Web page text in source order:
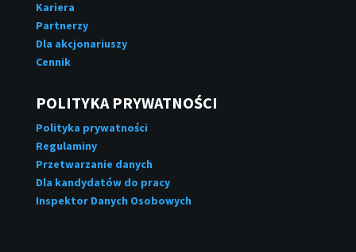
Kariera
Partnerzy
Dla akcjonariuszy
Cennik
POLITYKA PRYWATNOŚCI
Polityka prywatności
Regulaminy
Przetwarzanie danych
Dla kandydatów do pracy
Inspektor Danych Osobowych